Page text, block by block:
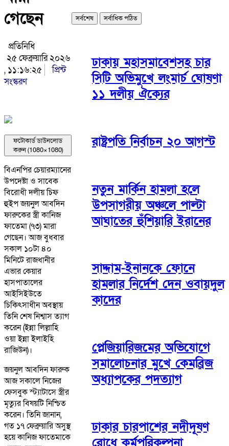
গেছেন
প্রতিনিধি
২৫ ফেব্রুয়ারি ২০২৬
, ১১:১৬:২৫
প্রিন্ট
সংস্করণ
ফটোকার্ড ডাউনলোড
করুন (1080×1080)
বিএনপির চেয়ারম্যানের
উপদেষ্টা ও সাবেক
বিরোধী দলীয় চিফ
হুইপ জয়নুল আবদিন
ফারুকের স্ত্রী কানিজ
ফাতেমা (৭৩) মারা
গেছেন। আজ বুধবার
সকাল ১০টা ৪০
মিনিটে রাজধানীর
এভার কেয়ার
হাসপাতালের
আইসিইউতে
চিকিৎসাধীন অবস্থায়
তিনি শেষ নিশ্বাস ত্যাগ
করেন (ইন্না লিল্লাহি
ওয়া ইন্না ইলাইহি
রাজিউন)।
জয়নুল আবদিন ফারুক
আজ সকালে নিজের
ফেসবুক স্ট্যাটাসে স্ত্রীর
মৃত্যুর বিষয়টি নিশ্চিত
করেন। তিনি জানান,
গত ১৭ ফেব্রুয়ারি অসুস্থ
হয়ে কানিজ ফাতেমাকে
সর্বশেষ সর্বাধিক পঠিত
ঢাকায় মহাসমাবেশসহ চার
সিটি অভিমুখে লংমার্চ ঘোষণা
১১ দলীয় ঐক্যের
রাষ্ট্রপতি নির্বাচন ২০ আগস্ট
নতুন মার্কিন হামলা হলে
উপসাগরীয় অঞ্চলে পাল্টা
আঘাতের হুঁশিয়ারি ইরানের
সাদ্দাম-ইনানকে ফোনে
হামলার নির্দেশ দেন ওবায়দুল
কাদের
প্লেজিয়ারিজমের অভিযোগে
সমালোচনার মুখে কেমব্রিজ
অধ্যাপকের পদত্যাগ
ঢাকার চারপাশের নদীদূষণ
রোধে কর্মপরিকল্পনা